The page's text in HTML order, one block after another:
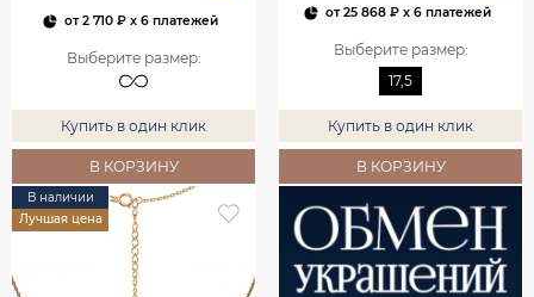
от2 710 ₽x 6 платежей
Выберите размер:
Купить в один клик
В КОРЗИНУ
от25 868 ₽x 6 платежей
Выберите размер:
17,5
Купить в один клик
В КОРЗИНУ
В наличии
Лучшая цена